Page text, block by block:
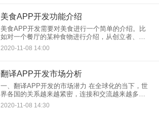
美食APP开发功能介绍
美食APP开发需要对美食进行一个简单的介绍。比
如对一个餐厅的某种食物进行介绍，从创立者、创
立历史故事、创意来源、餐厅设计理念、餐厅服务
理念等进行详细的介绍，了解餐厅的文化，让到餐
2020-11-08 14:00
翻译APP开发市场分析
一、翻译APP开发的市场潜力 在全球化的当下，世
界各国的关系越来越紧密，连接和交流越来越多。
在与世界各国人群工作交流中必不可少的是专业翻
译。然而请专业翻译的人力成本较高，而且在一些
2020-11-08 14:30